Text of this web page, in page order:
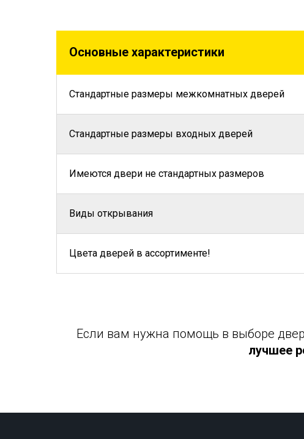
Основные характеристики
Стандартные размеры межкомнатных дверей
Стандартные размеры входных дверей
Имеются двери не стандартных размеров
Виды открывания
Цвета дверей в ассортименте!
Если вам нужна помощь в выборе
лучшее